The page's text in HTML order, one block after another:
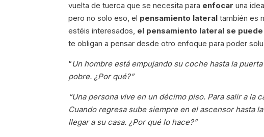
vuelta de tuerca que se necesita para enfocar una
pero no solo eso, el pensamiento lateral también es
estéis interesados, el pensamiento lateral se
te obligan a pensar desde otro enfoque para poder
“Un hombre está empujando su coche hasta la
pobre. ¿Por qué?”
“Una persona vive en un décimo piso. Para salir a la
Cuando regresa sube siempre en el ascensor hasta
llegar a su casa. ¿Por qué lo hace?”